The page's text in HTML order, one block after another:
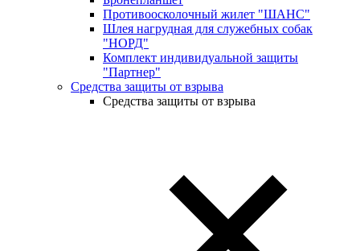
Противоосколочный жилет "ШАНС"
Шлея нагрудная для служебных собак
"НОРД"
Комплект индивидуальной защиты
"Партнер"
Средства защиты от взрыва
Средства защиты от взрыва